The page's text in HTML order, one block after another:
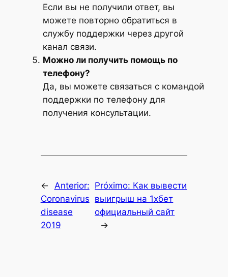
Если вы не получили ответ, вы
можете повторно обратиться в
службу поддержки через другой
канал связи.
Можно ли получить помощь по
телефону?
Да, вы можете связаться с командой
поддержки по телефону для
получения консультации.
←
Anterior:
Coronavirus
disease
2019
Próximo: Как вывести
выигрыш на 1хбет
официальный сайт
→